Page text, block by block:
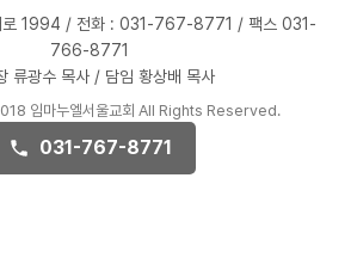
로 1994 / 전화 : 031-767-8771 / 팩스 031-
766-8771
류광수 목사 / 담임 황상배 목사
임마누엘서울교회 All Rights Reserved.
031-767-8771